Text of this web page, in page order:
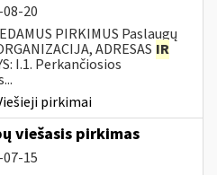
20
PIRKIMUS Paslaugų
ADRESAS IR
I.1. Perkančiosios
pirkimai
viešasis pirkimas
15